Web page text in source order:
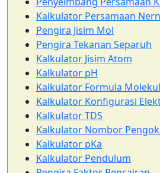
Kalkulator Persamaan
Pengira Jisim Mol
Pengira Tekanan Separuh
Kalkulator Jisim Atom
Kalkulator pH
Kalkulator Formula Molekul
Kalkulator Konfigurasi
Kalkulator TDS
Kalkulator Nombor
Kalkulator pKa
Kalkulator Pendulum